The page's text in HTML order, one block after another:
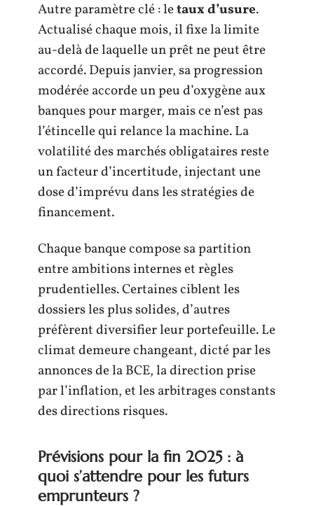
Autre paramètre clé : letaux d’usure.
Actualisé chaque mois, il fixe la limite
au-delà de laquelle un prêt ne peut être
accordé. Depuis janvier, sa progression
modérée accorde un peu d’oxygène aux
banques pour marger, mais ce n’est pas
l’étincelle qui relance la machine. La
volatilité des marchés obligataires reste
un facteur d’incertitude, injectant une
dose d’imprévu dans les stratégies de
financement.
Chaque banque compose sa partition
entre ambitions internes et règles
prudentielles. Certaines ciblent les
dossiers les plus solides, d’autres
préfèrent diversifier leur portefeuille. Le
climat demeure changeant, dicté par les
annonces de la BCE, la direction prise
par l’inflation, et les arbitrages constants
des directions risques.
Prévisions pour la fin 2025 : à
quoi s’attendre pour les futurs
emprunteurs ?